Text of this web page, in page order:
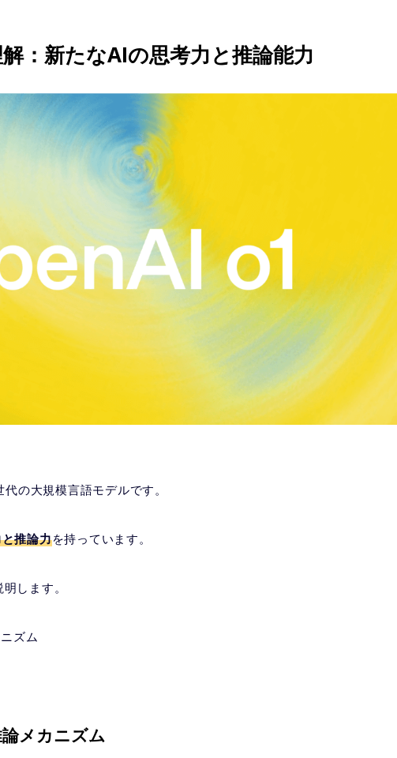
：新たなAIの思考力と推論能力
の大規模言語モデルです。
推論力を持っています。
します。
ズム
メカニズム